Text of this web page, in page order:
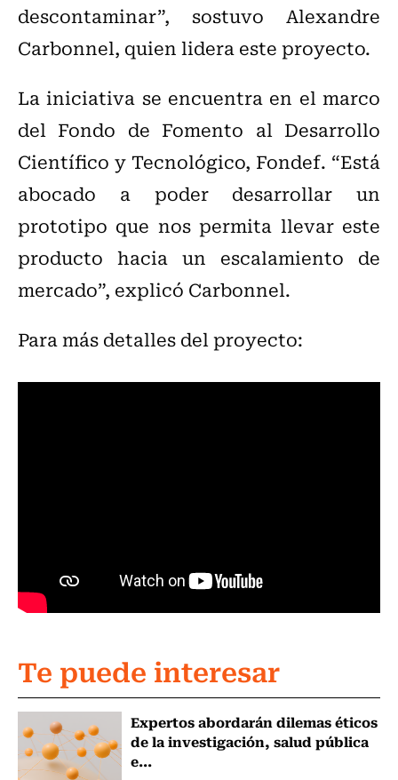
descontaminar”, sostuvo Alexandre
Carbonnel, quien lidera este proyecto.
La iniciativa se encuentra en el marco
del Fondo de Fomento al Desarrollo
Científico y Tecnológico, Fondef. “Está
abocado a poder desarrollar un
prototipo que nos permita llevar este
producto hacia un escalamiento de
mercado”, explicó Carbonnel.
Para más detalles del proyecto:
Te puede interesar
Expertos abordarán dilemas éticos
de la investigación, salud pública
e...